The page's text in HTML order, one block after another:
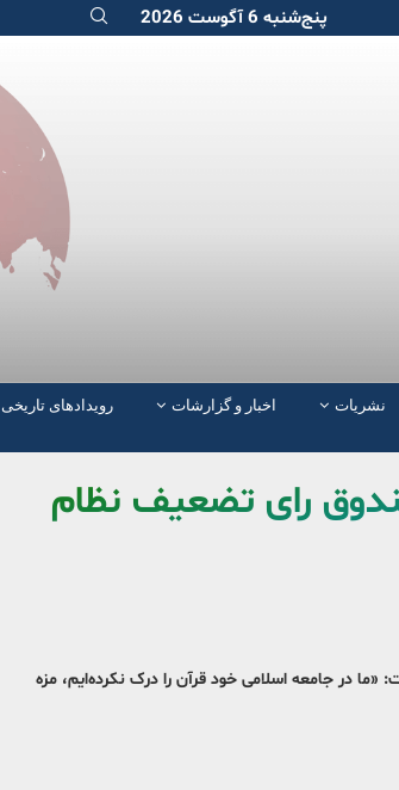
پنج‌شنبه 6 آگوست 2026
نشریات اخبار و گزارشات رویدادهای تاریخی
رای تضعیف نظام
در جامعه اسلامی خود قرآن را درک نکرده‌ایم، مزه